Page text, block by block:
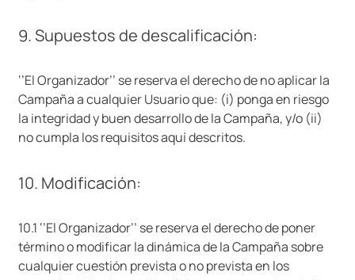
9. Supuestos de descalificación:
‘’El Organizador’’ se reserva el derecho de no aplicar la
Campaña a cualquier Usuario que: (i) ponga en riesgo
la integridad y buen desarrollo de la Campaña, y/o (ii)
no cumpla los requisitos aquí descritos.
10. Modificación:
10.1 ‘’El Organizador’’ se reserva el derecho de poner
término o modificar la dinámica de la Campaña sobre
cualquier cuestión prevista o no prevista en los